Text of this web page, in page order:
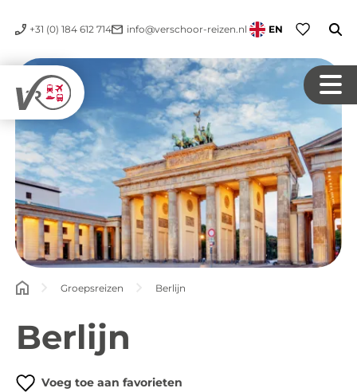
+31 (0) 184 612 714 info@verschoor-reizen.nl EN
Groepsreizen Berlijn
Berlijn
Voeg toe aan favorieten